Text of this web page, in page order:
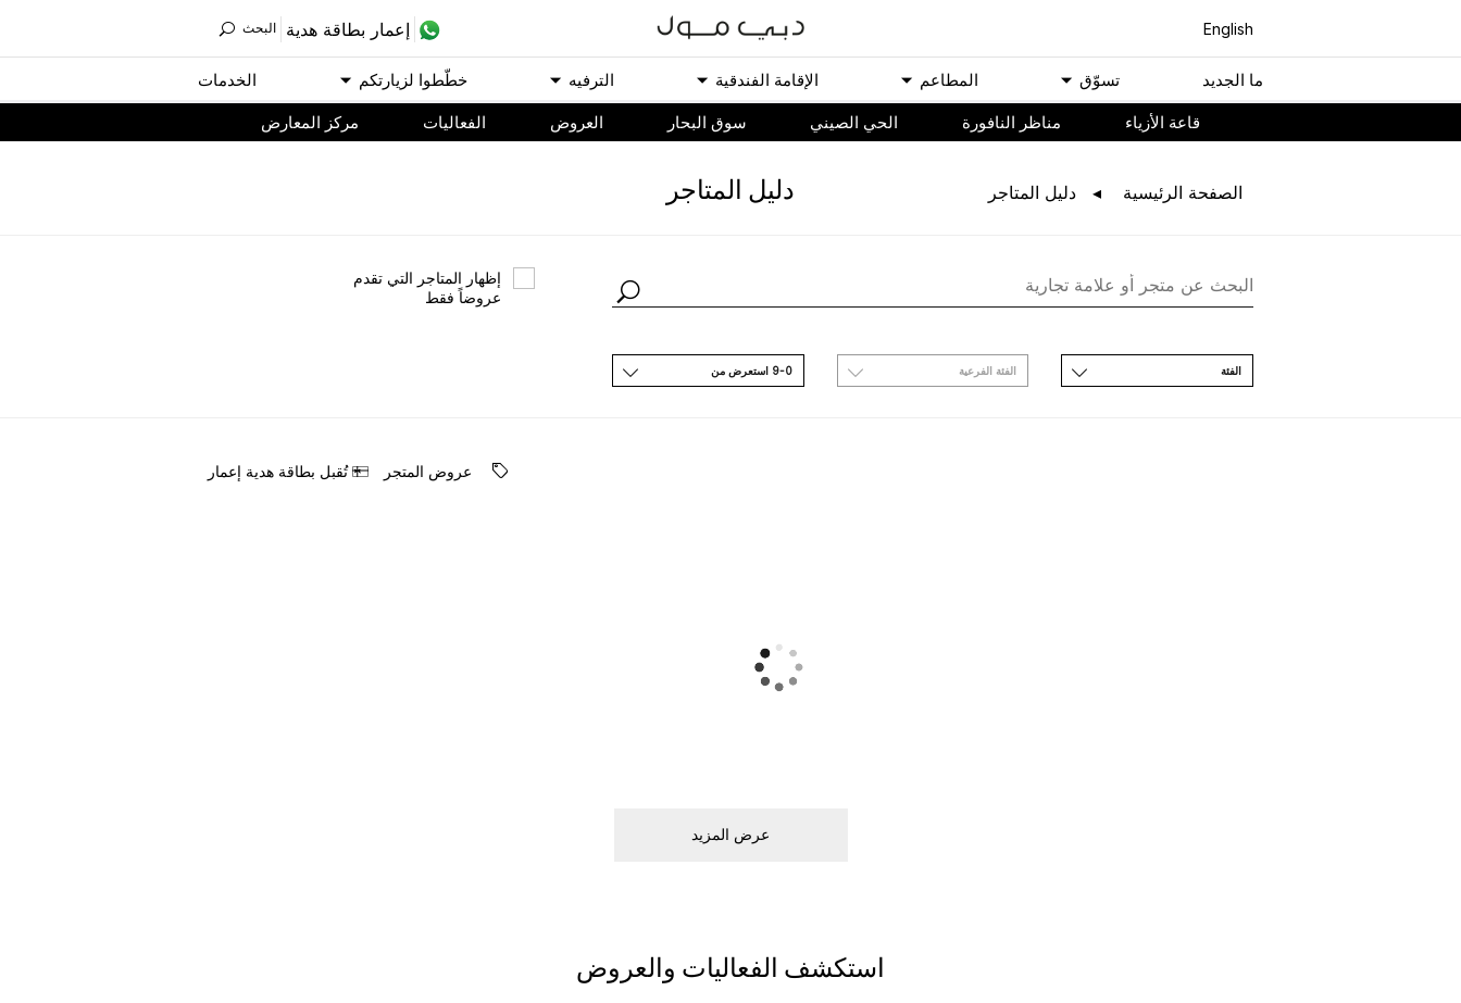
English ﺇﻋﻤﺎﺭ ﺑﻄﺎﻗﺔ ﻫﺪﻳﺔ اﻟﺒﺤﺚ
ﻣﺎ اﻟﺠﺪﻳﺪ ﺗﺴﻮّﻕ اﻟﻤﻄﺎﻋﻢ اﻹﻗﺎﻣﺔ اﻟﻔﻨﺪﻗﻴﺔ اﻟﺘﺮﻓﻴﻪ ﺧﻄّﻄﻮا ﻟﺰﻳﺎﺭﺗﻜﻢ اﻟﺨﺪﻣﺎﺕ
ﻗﺎﻋﺔ اﻷﺯﻳﺎء مناظر النافورة الحي الصيني سوق البحار اﻟﻌﺮﻭﺽ اﻟﻔﻌﺎﻟﻴﺎﺕ مركز المعارض
اﻟﺼﻔﺤﺔ اﻟﺮﺋﻴﺴﻴﺔ ﺩﻟﻴﻞ اﻟﻤﺘﺎﺟﺮ ﺩﻟﻴﻞ اﻟﻤﺘﺎﺟﺮ
ﺇﻇﻬﺎﺭ اﻟﻤﺘﺎﺟﺮ اﻟﺘﻲ ﺗﻘﺪﻡ
ﻋﺮﻭﺿﺎً ﻓﻘﻂ
اﻟﻔﺌﺔ اﻟﻔﺌﺔ اﻟﻔﺮﻋﻴﺔ 9-0 اﺳﺘﻌﺮﺽ ﻣﻦ
ﻋﺮﻭﺽ اﻟﻤﺘﺠﺮ ﺗُﻘﺒﻞ ﺑﻄﺎﻗﺔ ﻫﺪﻳﺔ ﺇﻋﻤﺎﺭ
ﻋﺮﺽ اﻟﻤﺰﻳﺪ
اﺳﺘﻜﺸﻒ اﻟﻔﻌﺎﻟﻴﺎﺕ ﻭاﻟﻌﺮﻭﺽ